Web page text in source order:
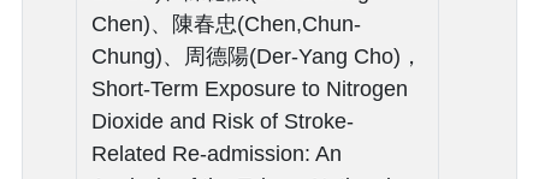
Chen)、陳春忠(Chen,Chun-
Chung)、周德陽(Der-Yang Cho)，
Short-Term Exposure to Nitrogen
Dioxide and Risk of Stroke-
Related Re-admission: An